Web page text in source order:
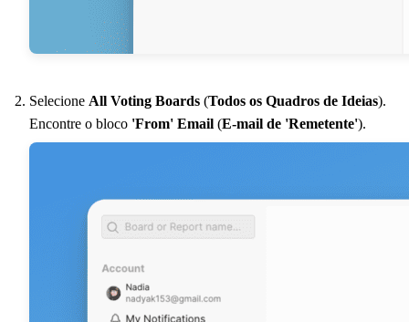
Selecione All Voting Boards (Todos os Quadros de Ideias).
Encontre o bloco 'From' Email (E-mail de 'Remetente').